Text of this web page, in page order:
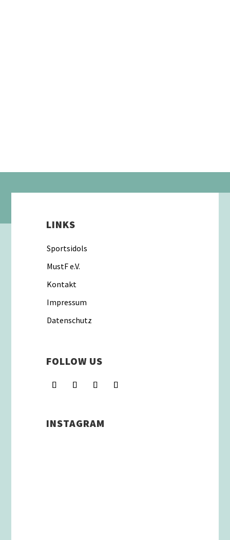
LINKS
Sportsidols
MustF e.V.
Kontakt
Impressum
Datenschutz
FOLLOW US
INSTAGRAM